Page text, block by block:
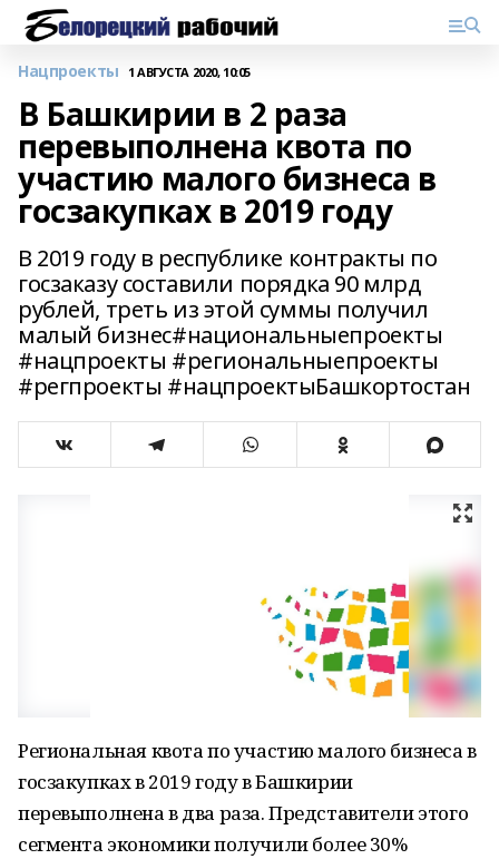
Нацпроекты 1 АВГУСТА 2020, 10:05
В Башкирии в 2 раза
перевыполнена квота по
участию малого бизнеса в
госзакупках в 2019 году
В 2019 году в республике контракты по
госзаказу составили порядка 90 млрд
рублей, треть из этой суммы получил
малый бизнес#национальныепроекты
#нацпроекты #региональныепроекты
#регпроекты #нацпроектыБашкортостан
Региональная квота по участию малого бизнеса в
госзакупках в 2019 году в Башкирии
перевыполнена в два раза. Представители этого
сегмента экономики получили более 30%